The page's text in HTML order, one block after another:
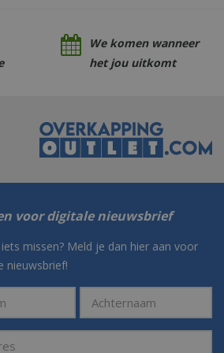
We komen wanneer
het jou uitkomt
voor digitale nieuwsbrief
missen? Meld je dan hier aan voor
nieuwsbrief!